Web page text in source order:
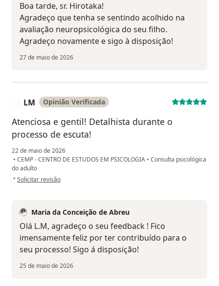
Boa tarde, sr. Hirotaka!
Agradeço que tenha se sentindo acolhido na
avaliação neuropsicológica do seu filho.
Agradeço novamente e sigo à disposição!
27 de maio de 2026
LM Opinião Verificada
Atenciosa e gentil! Detalhista durante o
processo de escuta!
22 de maio de 2026
• CEMP - CENTRO DE ESTUDOS EM PSICOLOGIA • Consulta psicológica
do adulto
• na opinião do utilizador LM
Solicitar revisão
Maria da Conceição de Abreu
Olá L.M, agradeço o seu feedback ! Fico
imensamente feliz por ter contribuído para o
seu processo! Sigo á disposição!
25 de maio de 2026